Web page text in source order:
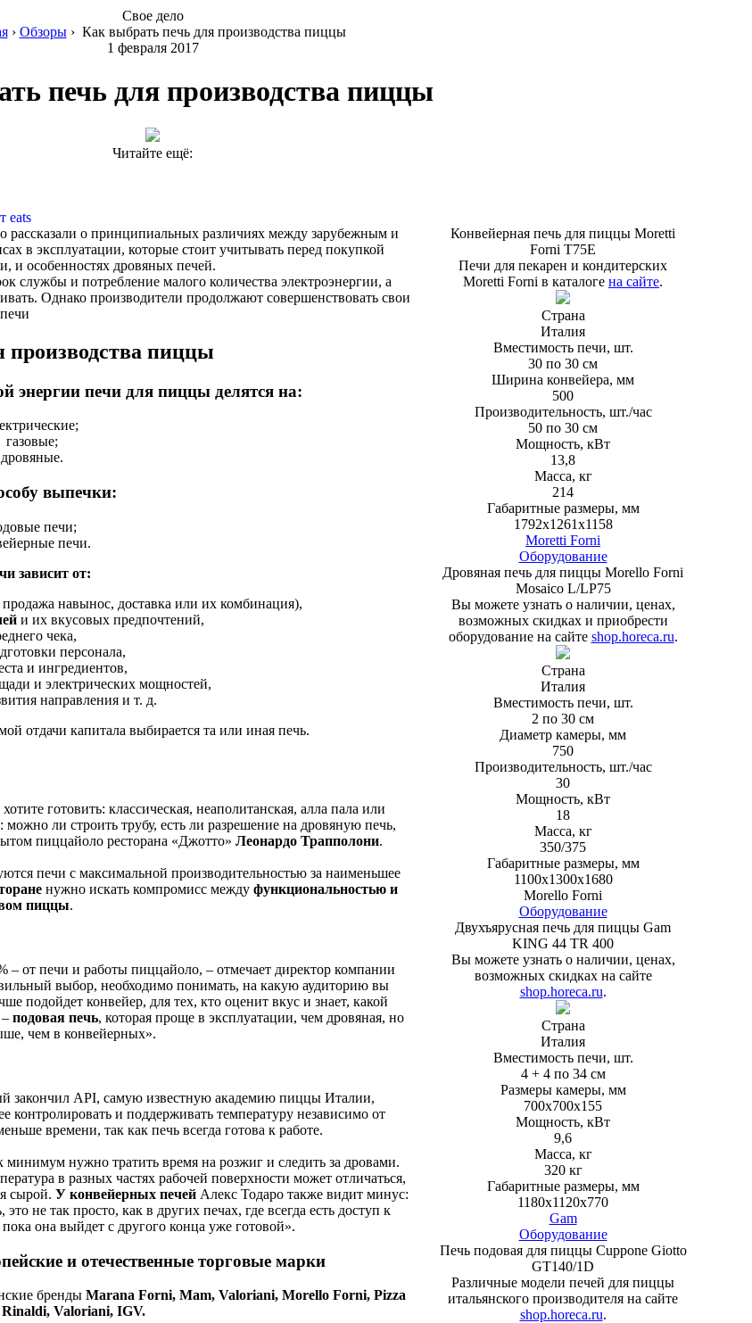
Свое дело
› Обзоры› Как выбрать печь для производства пиццы
1 февраля 2017
печь для производства пиццы
Читайте ещё:
eats
рассказали о принципиальных различиях между зарубежным и
в эксплуатации, которые стоит учитывать перед покупкой
и особенностях дровяных печей.
службы и потребление малого количества электроэнергии, а
Однако производители продолжают совершенствовать свои
печи
пиццы
энергии печи для пиццы делятся на:
газовые;
дровяные.
выпечки:
печи;
печи.
зависит от:
продажа навынос, доставка или их комбинация),
и их вкусовых предпочтений,
чека,
персонала,
и ингредиентов,
и электрических мощностей,
направления и т. д.
отдачи капитала выбирается та или иная печь.
готовить: классическая, неаполитанская, алла пала или
ли строить трубу, есть ли разрешение на дровяную печь,
пиццайоло ресторана «Джотто» Леонардо Трапполони.
печи с максимальной производительностью за наименьшее
нужно искать компромисс между функциональностью и
пиццы.
– от печи и работы пиццайоло, – отмечает директор компании
выбор, необходимо понимать, на какую аудиторию вы
подойдет конвейер, для тех, кто оценит вкус и знает, какой
подовая печь, которая проще в эксплуатации, чем дровяная, но
чем в конвейерных».
закончил API, самую известную академию пиццы Италии,
и поддерживать температуру независимо от
времени, так как печь всегда готова к работе.
нужно тратить время на розжиг и следить за дровами.
в разных частях рабочей поверхности может отличаться,
сырой. У конвейерных печей Алекс Тодаро также видит минус:
не так просто, как в других печах, где всегда есть доступ к
она выйдет с другого конца уже готовой».
и отечественные торговые марки
бренды Marana Forni, Mam, Valoriani, Morello Forni, Pizza
Valoriani, IGV.
Конвейерная печь для пиццы Moretti
Forni T75E
Печи для пекарен и кондитерских
Moretti Forni в каталоге на сайте.
Страна
Италия
Вместимость печи, шт.
30 по 30 см
Ширина конвейера, мм
500
Производительность, шт./час
50 по 30 см
Мощность, кВт
13,8
Масса, кг
214
Габаритные размеры, мм
1792х1261х1158
Moretti Forni
Оборудование
Дровяная печь для пиццы Morello Forni
Mosaico L/LP75
Вы можете узнать о наличии, ценах,
возможных скидках и приобрести
оборудование на сайте shop.horeca.ru.
Страна
Италия
Вместимость печи, шт.
2 по 30 см
Диаметр камеры, мм
750
Производительность, шт./час
30
Мощность, кВт
18
Масса, кг
350/375
Габаритные размеры, мм
1100х1300х1680
Morello Forni
Оборудование
Двухъярусная печь для пиццы Gam
KING 44 TR 400
Вы можете узнать о наличии, ценах,
возможных скидках на сайте
shop.horeca.ru.
Страна
Италия
Вместимость печи, шт.
4 + 4 по 34 см
Размеры камеры, мм
700х700х155
Мощность, кВт
9,6
Масса, кг
320 кг
Габаритные размеры, мм
1180х1120х770
Gam
Оборудование
Печь подовая для пиццы Cuppone Giotto
GT140/1D
Различные модели печей для пиццы
итальянского производителя на сайте
shop.horeca.ru.